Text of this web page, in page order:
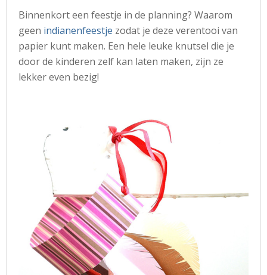
Binnenkort een feestje in de planning? Waarom
geen indianenfeestje zodat je deze verentooi van
papier kunt maken. Een hele leuke knutsel die je
door de kinderen zelf kan laten maken, zijn ze
lekker even bezig!